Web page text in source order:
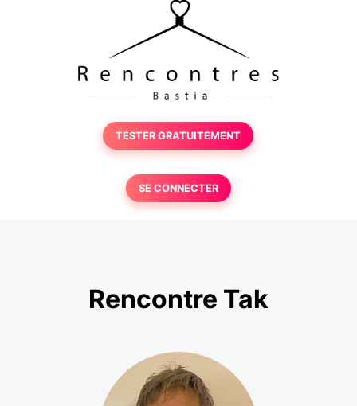
TESTER GRATUITEMENT
SE CONNECTER
Rencontre Tak